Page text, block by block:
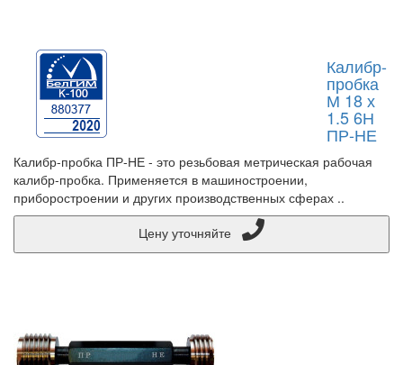
Калибр-
пробка
М 18 х
1.5 6Н
ПР-НЕ
Калибр-пробка ПР-НЕ - это резьбовая метрическая рабочая
калибр-пробка. Применяется в машиностроении,
приборостроении и других производственных сферах ..